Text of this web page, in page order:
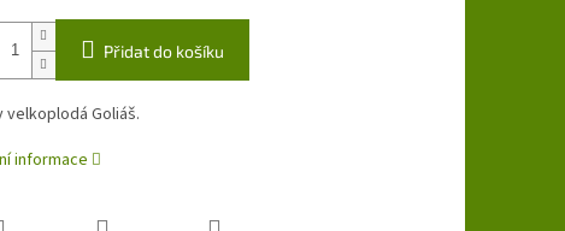
Přidat do košíku
velkoplodá Goliáš.
informace